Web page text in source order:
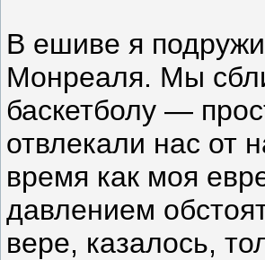
В ешиве я
Монреаля. Мы
баскетболу —
отвлекали нас от
время как моя
давлением
вере, казалось,